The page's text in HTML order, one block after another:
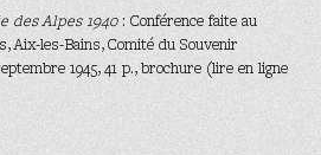
des Alpes 1940: Conférence faite au
Aix-les-Bains, Comité du Souvenir
1945, 41 p., brochure (lire en ligne